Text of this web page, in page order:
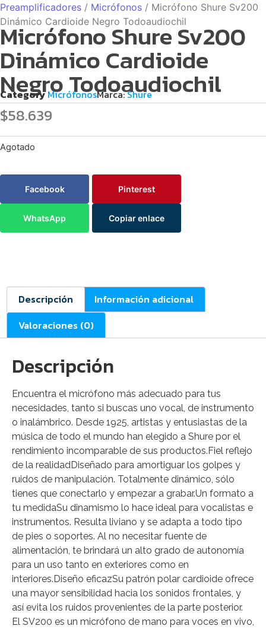
Preamplificadores / Micrófonos / Micrófono Shure Sv200
Dinámico Cardioide Negro Todoaudiochil
Micrófono Shure Sv200
Dinámico Cardioide
Negro Todoaudiochil
Category MicrófonosMarca:Shure
$58.639
Agotado
Facebook Pinterest
WhatsApp Copiar enlace
Descripción
Información adicional
Valoraciones (0)
Descripción
Encuentra el micrófono más adecuado para tus
necesidades, tanto si buscas uno vocal, de instrumento
o inalámbrico. Desde 1925, artistas y entusiastas de la
música de todo el mundo han elegido a Shure por el
rendimiento incomparable de sus productos.Fiel reflejo
de la realidadDiseñado para amortiguar los golpes y
ruidos de manipulación. Totalmente dinámico, sólo
tienes que conectarlo y empezar a grabar.Un formato a
tu medidaSu dinamismo lo hace ideal para vocalistas e
instrumentos. Resulta liviano y se adapta a todo tipo
de pies o soportes. Al no necesitar fuente de
alimentación, te brindará un alto grado de autonomía
para un uso tanto en exteriores como en
interiores.Diseño eficazSu patrón polar cardioide ofrece
una mayor sensibilidad hacia los sonidos frontales, y
así evita los ruidos provenientes de la parte posterior.
El SV200 es un micrófono de mano para voces en vivo,